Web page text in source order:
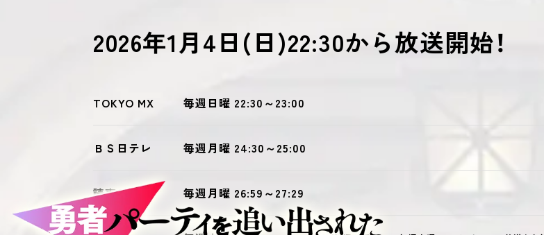
2026年1月4日(日)22:30から放送開始！
TOKYO MX 毎週日曜 22:30～23:00
ＢＳ日テレ 毎週月曜 24:30～25:00
読売テレビ 毎週月曜 26:59～27:29